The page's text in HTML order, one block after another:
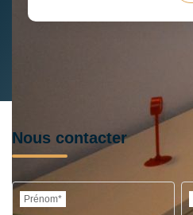
Nous contacter
Prénom*